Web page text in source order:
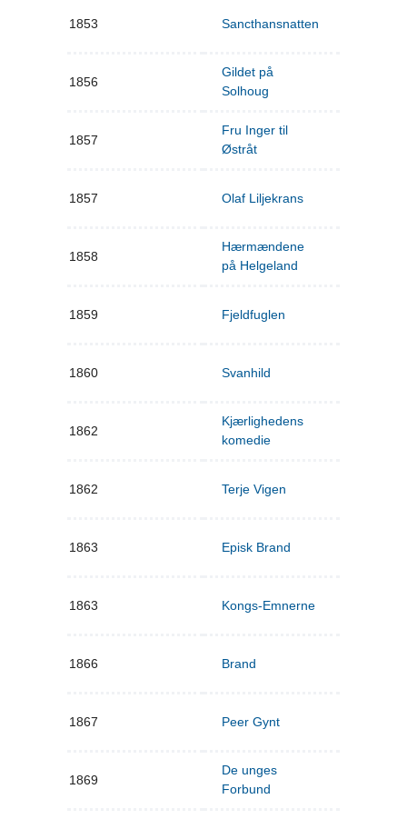
1853 Sancthansnatten
1856
Gildet på
Solhoug
1857
Fru Inger til
Østråt
1857 Olaf Liljekrans
1858
Hærmændene
på Helgeland
1859 Fjeldfuglen
1860 Svanhild
1862
Kjærlighedens
komedie
1862 Terje Vigen
1863 Episk Brand
1863 Kongs-Emnerne
1866 Brand
1867 Peer Gynt
1869
De unges
Forbund